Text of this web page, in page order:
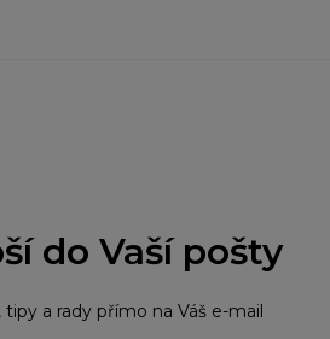
do Vaší pošty
a rady přímo na Váš e-mail